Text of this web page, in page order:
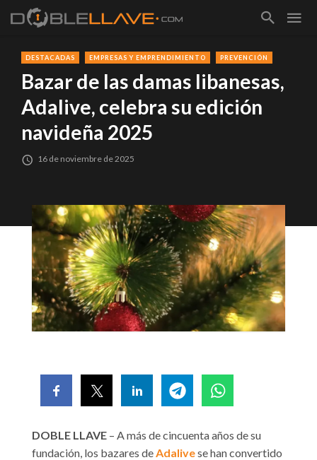
DESTACADAS EMPRESAS Y EMPRENDIMIENTO PREVENCIÓN
Bazar de las damas libanesas,
Adalive, celebra su edición
navideña 2025
16 de noviembre de 2025
DOBLE LLAVE – A más de cincuenta años de su
fundación, los bazares deAdalivese han convertido